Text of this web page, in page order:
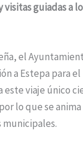
guiadas a
el
a Estepa para
viaje único
lo que se
municipales.